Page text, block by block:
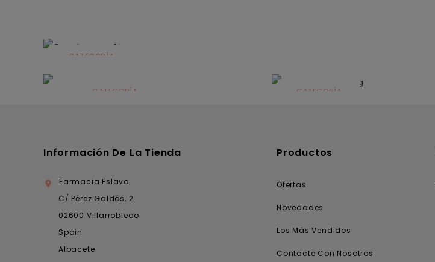
CATEGORÍA
CATEGORÍA CATEGORÍA
Información De La Tienda

Farmacia Eslava
C/ Pérez Galdós, 2
02600 Villarrobledo
Spain
Albacete
Productos
Ofertas
Novedades
Los Más Vendidos
Contacte Con Nosotros